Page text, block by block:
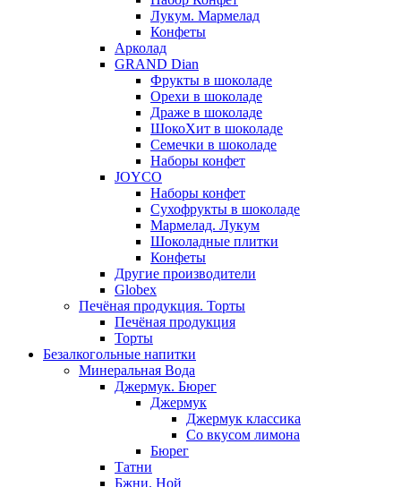
Лукум. Мармелад
Конфеты
Арколад
GRAND Dian
Фрукты в шоколаде
Орехи в шоколаде
Драже в шоколаде
ШокоХит в шоколаде
Семечки в шоколаде
Наборы конфет
JOYCO
Наборы конфет
Сухофрукты в шоколаде
Мармелад. Лукум
Шоколадные плитки
Конфеты
Другие производители
Globex
Печёная продукция. Торты
Печёная продукция
Торты
Безалкогольные напитки
Минеральная Вода
Джермук. Бюрег
Джермук
Джермук классика
Со вкусом лимона
Бюрег
Татни
Бжни. Ной